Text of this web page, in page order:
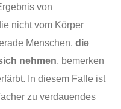
von
nicht vom Körper
Menschen, die
nehmen, bemerken
In diesem Falle ist
zu verdauendes